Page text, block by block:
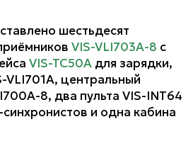
шестьдесят
VIS-VLI703A-8 с
VIS-TC50A для зарядки,
VLI701A, центральный
8, два пульта VIS-INT64
и одна кабина